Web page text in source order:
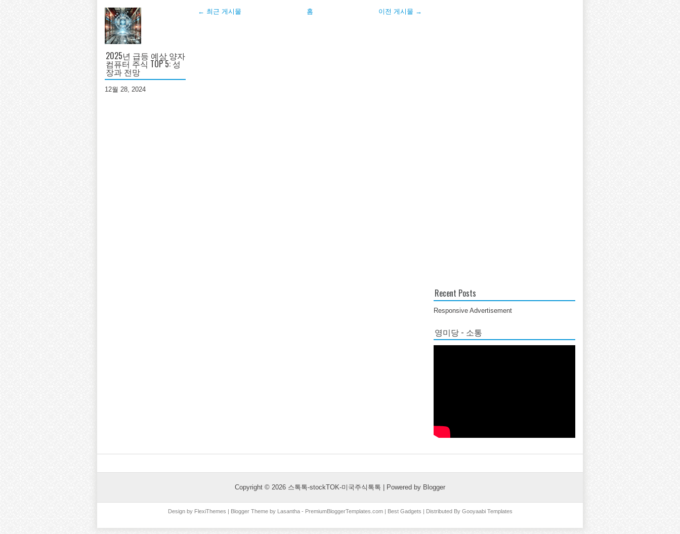
2025년 급등 예상 양자
컴퓨터 주식 TOP 5: 성
장과 전망
12월 28, 2024
← 최근 게시물 이전 게시물 →
홈
Recent Posts
Responsive Advertisement
영미당 - 소통
Copyright © 2026 스톡톡-stockTOK-미국주식톡톡 | Powered by Blogger
Design by FlexiThemes | Blogger Theme by Lasantha- PremiumBloggerTemplates.com| Best Gadgets | Distributed By Gooyaabi Templates